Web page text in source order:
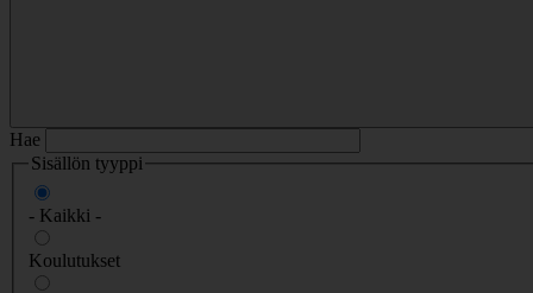
Hae
Sisällön tyyppi
- Kaikki -
Koulutukset